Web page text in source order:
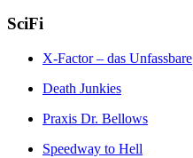
SciFi
X-Factor – das Unfassbare
Death Junkies
Praxis Dr. Bellows
Speedway to Hell